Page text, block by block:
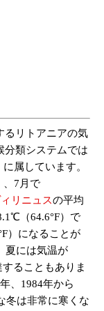
リトアニアの気
分類システムでは
属しています。
、7月で
リニュスの平均
（64.6°F）で
）になることが
夏には気温が
ることもありま
、1984年から
冬は非常に寒くな